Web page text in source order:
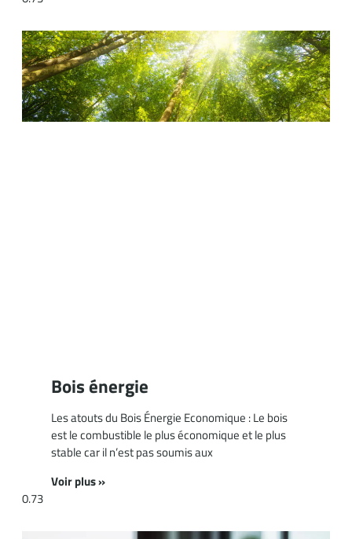
Bois énergie
Les atouts du Bois Énergie Economique : Le bois
est le combustible le plus économique et le plus
stable car il n’est pas soumis aux
Voir plus »